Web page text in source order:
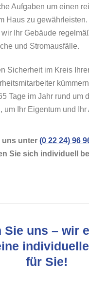
Aufgaben um einen
Haus zu
Ihr Gebäude
und Stromausfälle.
Sicherheit im Kreis
Tage im Jahr rund um
um Ihr Eigentum und Ihr
uns unter (0 22 24) 96
Sie sich individuell
Sie uns – wir
für Sie!